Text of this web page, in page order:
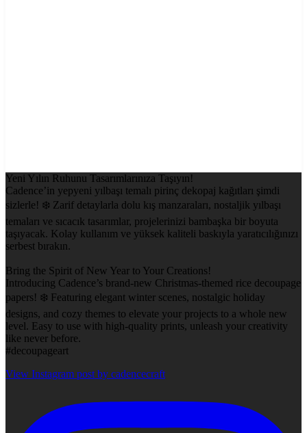
Yeni Yılın Ruhunu Tasarımlarınıza Taşıyın!
Cadence’in yepyeni yılbaşı temalı pirinç dekopaj kağıtları şimdi
sizlerle! ❄️ Zarif detaylarla dolu kış manzaraları, nostaljik yılbaşı
temaları ve sıcacık tasarımlar, projelerinizi bambaşka bir boyuta
taşıyacak. Kolay kullanım ve yüksek kaliteli baskıyla yaratıcılığınızı
serbest bırakın.
Bring the Spirit of New Year to Your Creations!
Introducing Cadence’s brand-new Christmas-themed rice decoupage
papers! ❄️ Featuring elegant winter scenes, nostalgic holiday
designs, and cozy themes to elevate your projects to a whole new
level. Easy to use with high-quality prints, unleash your creativity
like never before.
#decoupageart
View Instagram post by cadencecraft